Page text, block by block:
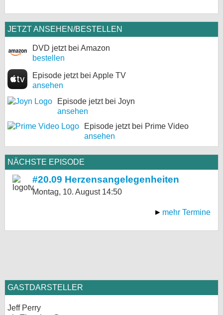
JETZT ANSEHEN/BESTELLEN
DVD jetzt bei Amazon
bestellen
Episode jetzt bei Apple TV
ansehen
Episode jetzt bei Joyn
ansehen
Episode jetzt bei Prime Video
ansehen
NÄCHSTE EPISODE
#20.09 Herzensangelegenheiten
Montag, 10. August 14:50
mehr Termine
GASTDARSTELLER
Jeff Perry